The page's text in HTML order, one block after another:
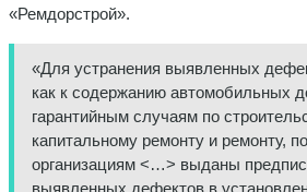
«Ремдорстрой».
«Для устранения выявленных
как к содержанию автомобильных
гарантийным случаям по
капитальному ремонту и ремонту,
организациям <…> выданы
выявленных дефектов в